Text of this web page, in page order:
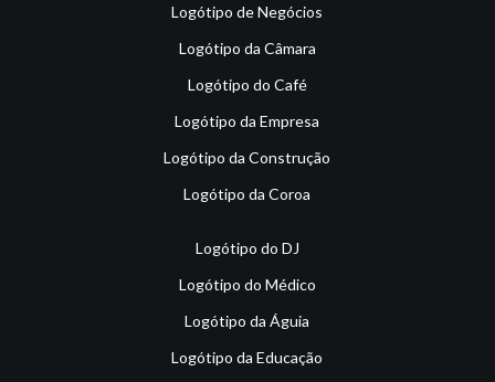
Logótipo de Negócios
Logótipo da Câmara
Logótipo do Café
Logótipo da Empresa
Logótipo da Construção
Logótipo da Coroa
Logótipo do DJ
Logótipo do Médico
Logótipo da Águia
Logótipo da Educação